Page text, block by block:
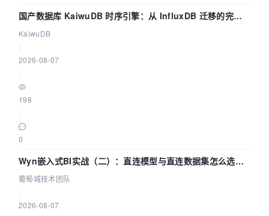
国产数据库 KaiwuDB 时序引擎：从 InfluxDB 迁移的完整
技术路径
KaiwuDB
2026-08-07
198
0
Wyn嵌入式BI实战（二）：直连模型与直连数据集怎么选，
参数为什么不生效？| 葡萄城技术团队
葡萄城技术团队
2026-08-07